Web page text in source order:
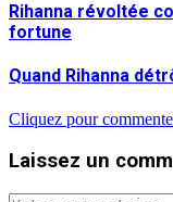
Rihanna révoltée
fortune
Quand Rihanna
Cliquez pour
Laissez un